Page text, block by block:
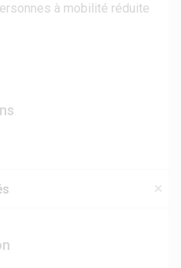
à mobilité réduite